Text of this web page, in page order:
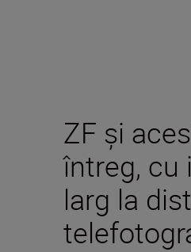
ZF și
întreg, cu
larg la